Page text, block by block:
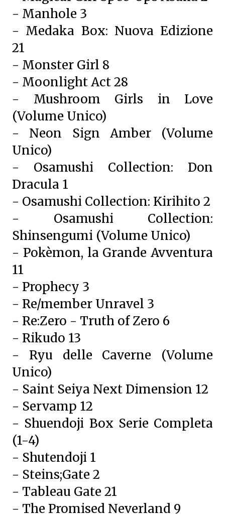
- Manhole 3
- Medaka Box: Nuova Edizione
21
- Monster Girl 8
- Moonlight Act 28
- Mushroom Girls in Love
(Volume Unico)
- Neon Sign Amber (Volume
Unico)
- Osamushi Collection: Don
Dracula 1
- Osamushi Collection: Kirihito 2
- Osamushi Collection:
Shinsengumi (Volume Unico)
- Pokèmon, la Grande Avventura
11
- Prophecy 3
- Re/member Unravel 3
- Re:Zero - Truth of Zero 6
- Rikudo 13
- Ryu delle Caverne (Volume
Unico)
- Saint Seiya Next Dimension 12
- Servamp 12
- Shuendoji Box Serie Completa
(1-4)
- Shutendoji 1
- Steins;Gate 2
- Tableau Gate 21
- The Promised Neverland 9